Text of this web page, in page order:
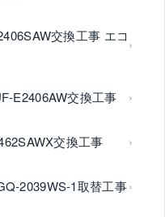
交換工事 エコ
E2406AW交換工事
交換工事
2039WS-1取替工事